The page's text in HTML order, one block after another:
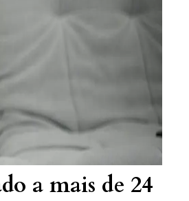
a mais de 24